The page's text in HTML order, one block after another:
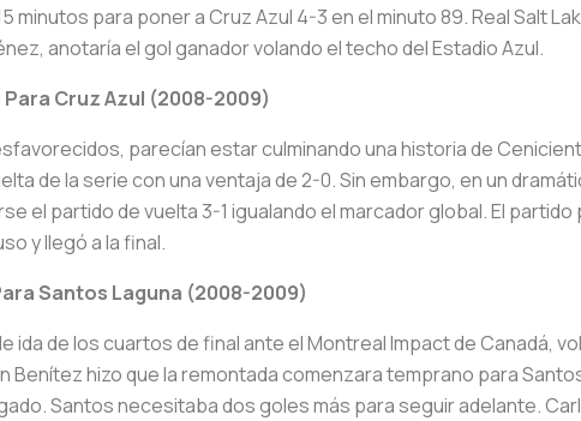
minutos para poner a Cruz Azul 4-3 en el minuto 89. Real Salt
anotaría el gol ganador volando el techo del Estadio Azul.
Cruz Azul (2008-2009)
parecían estar culminando una historia de
de la serie con una ventaja de 2-0. Sin embargo, en un
el partido de vuelta 3-1 igualando el marcador global. El partido
y llegó a la final.
Santos Laguna (2008-2009)
ida de los cuartos de final ante el Montreal Impact de Canadá,
Benítez hizo que la remontada comenzara temprano para
Santos necesitaba dos goles más para seguir adelante.